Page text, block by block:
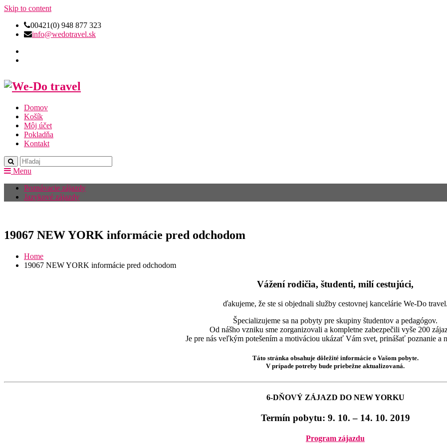
Skip to content
00421(0) 948 877 323
info@wedotravel.sk
Domov
Košík
Môj účet
Pokladňa
Kontakt
Menu
Poznávacie zájazdy
Jazykové zájazdy
19067 NEW YORK informácie pred odchodom
Home
19067 NEW YORK informácie pred odchodom
Vážení rodičia, študenti, milí cestujúci,
ďakujeme, že ste si objednali služby cestovnej kancelárie We-Do travel.
Špecializujeme sa na pobyty pre skupiny študentov a pedagógov.
Od nášho vzniku sme zorganizovali a kompletne zabezpečili vyše 200
Je pre nás veľkým potešením a motiváciou ukázať Vám svet, prinášať poznanie a
Táto stránka obsahuje dôležité informácie o Vašom pobyte.
V prípade potreby bude priebežne aktualizovaná.
6-DŇOVÝ ZÁJAZD DO NEW YORKU
Termín pobytu: 9. 10. – 14. 10. 2019
Program zájazdu